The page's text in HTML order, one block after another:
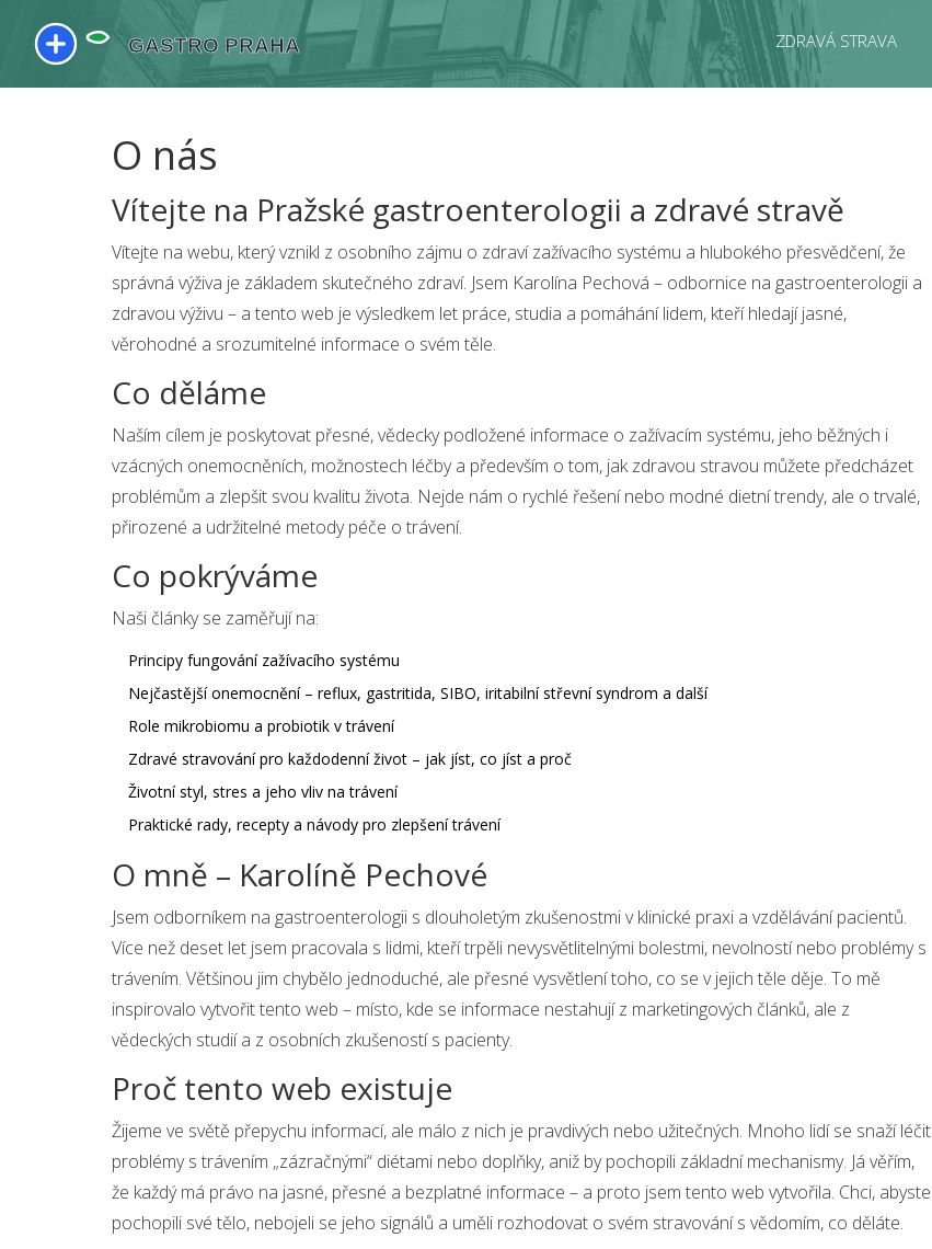
ZDRAVÁ STRAVA
O nás
Vítejte na Pražské gastroenterologii a zdravé stravě
Vítejte na webu, který vznikl z osobního zájmu o zdraví zažívacího systému a hlubokého přesvědčení, že
správná výživa je základem skutečného zdraví. Jsem Karolína Pechová – odbornice na gastroenterologii a
zdravou výživu – a tento web je výsledkem let práce, studia a pomáhání lidem, kteří hledají jasné,
věrohodné a srozumitelné informace o svém těle.
Co děláme
Naším cílem je poskytovat přesné, vědecky podložené informace o zažívacím systému, jeho běžných i
vzácných onemocněních, možnostech léčby a především o tom, jak zdravou stravou můžete předcházet
problémům a zlepšit svou kvalitu života. Nejde nám o rychlé řešení nebo modné dietní trendy, ale o trvalé,
přirozené a udržitelné metody péče o trávení.
Co pokrýváme
Naši články se zaměřují na:
Principy fungování zažívacího systému
Nejčastější onemocnění – reflux, gastritida, SIBO, iritabilní střevní syndrom a další
Role mikrobiomu a probiotik v trávení
Zdravé stravování pro každodenní život – jak jíst, co jíst a proč
Životní styl, stres a jeho vliv na trávení
Praktické rady, recepty a návody pro zlepšení trávení
O mně – Karolíně Pechové
Jsem odborníkem na gastroenterologii s dlouholetým zkušenostmi v klinické praxi a vzdělávání pacientů.
Více než deset let jsem pracovala s lidmi, kteří trpěli nevysvětlitelnými bolestmi, nevolností nebo problémy s
trávením. Většinou jim chybělo jednoduché, ale přesné vysvětlení toho, co se v jejich těle děje. To mě
inspirovalo vytvořit tento web – místo, kde se informace nestahují z marketingových článků, ale z
vědeckých studií a z osobních zkušeností s pacienty.
Proč tento web existuje
Žijeme ve světě přepychu informací, ale málo z nich je pravdivých nebo užitečných. Mnoho lidí se snaží léčit
problémy s trávením „zázračnými“ diétami nebo doplňky, aniž by pochopili základní mechanismy. Já věřím,
že každý má právo na jasné, přesné a bezplatné informace – a proto jsem tento web vytvořila. Chci, abyste
pochopili své tělo, nebojeli se jeho signálů a uměli rozhodovat o svém stravování s vědomím, co děláte.